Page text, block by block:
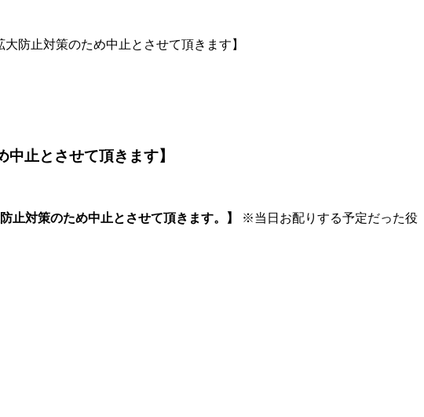
防止対策のため中止とさせて頂きます】
止とさせて頂きます】
止対策のため中止とさせて頂きます。】
※当日お配りする予定だった役